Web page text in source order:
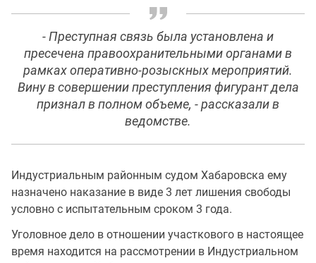
- Преступная связь была установлена и
пресечена правоохранительными органами в
рамках оперативно-розыскных мероприятий.
Вину в совершении преступления фигурант дела
признал в полном объеме, - рассказали в
ведомстве.
Индустриальным районным судом Хабаровска ему
назначено наказание в виде 3 лет лишения свободы
условно с испытательным сроком 3 года.
Уголовное дело в отношении участкового в настоящее
время находится на рассмотрении в Индустриальном